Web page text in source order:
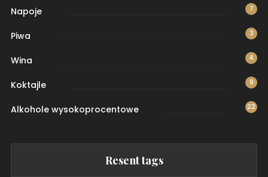
Napoje 7
Piwa 3
Wina 4
Koktajle 9
Alkohole wysokoprocentowe 22
Resent tags